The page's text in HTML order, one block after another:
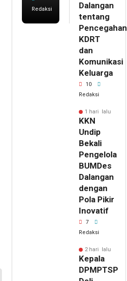
Redaksi
Dalangan
tentang
Pencegahan
KDRT
dan
Komunikasi
Keluarga
10
Redaksi
1 hari lalu
KKN
Undip
Bekali
Pengelola
BUMDes
Dalangan
dengan
Pola Pikir
Inovatif
7
Redaksi
2 hari lalu
Kepala
DPMPTSP